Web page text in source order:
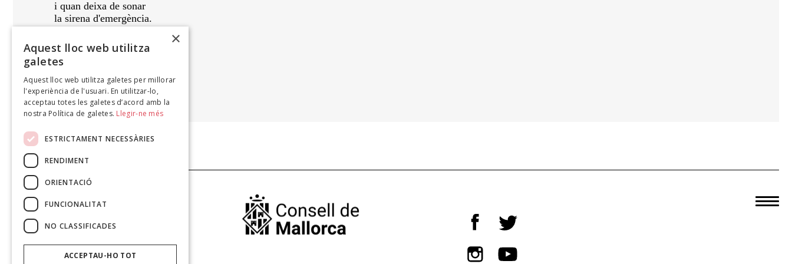
i quan deixa de sonar
la sirena d'emergència.
Destenyim boira i horitzó
poc abans de fondre'ns
amb deu mil que ens enyoren.
DANIEL BUSQUETS
La trama perfecta, 2008
×
Aquest lloc web utilitza
galetes
Aquest lloc web utilitza galetes per millorar
l'experiència de l'usuari. En utilitzar-lo,
acceptau totes les galetes d’acord amb la
nostra Política de galetes. Llegir-ne més
ESTRICTAMENT NECESSÀRIES
RENDIMENT
ORIENTACIÓ
FUNCIONALITAT
NO CLASSIFICADES
ACCEPTAU-HO TOT